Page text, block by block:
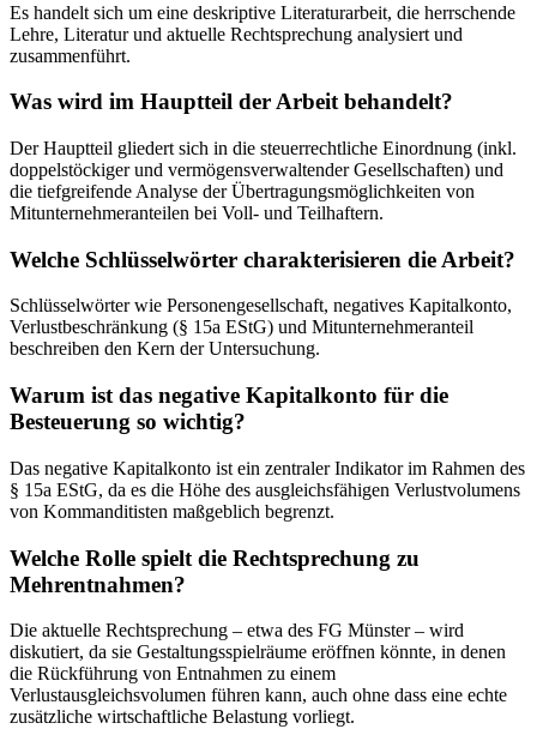
Es handelt sich um eine deskriptive Literaturarbeit, die herrschende
Lehre, Literatur und aktuelle Rechtsprechung analysiert und
zusammenführt.
Was wird im Hauptteil der Arbeit behandelt?
Der Hauptteil gliedert sich in die steuerrechtliche Einordnung (inkl.
doppelstöckiger und vermögensverwaltender Gesellschaften) und
die tiefgreifende Analyse der Übertragungsmöglichkeiten von
Mitunternehmeranteilen bei Voll- und Teilhaftern.
Welche Schlüsselwörter charakterisieren die Arbeit?
Schlüsselwörter wie Personengesellschaft, negatives Kapitalkonto,
Verlustbeschränkung (§ 15a EStG) und Mitunternehmeranteil
beschreiben den Kern der Untersuchung.
Warum ist das negative Kapitalkonto für die
Besteuerung so wichtig?
Das negative Kapitalkonto ist ein zentraler Indikator im Rahmen des
§ 15a EStG, da es die Höhe des ausgleichsfähigen Verlustvolumens
von Kommanditisten maßgeblich begrenzt.
Welche Rolle spielt die Rechtsprechung zu
Mehrentnahmen?
Die aktuelle Rechtsprechung – etwa des FG Münster – wird
diskutiert, da sie Gestaltungsspielräume eröffnen könnte, in denen
die Rückführung von Entnahmen zu einem
Verlustausgleichsvolumen führen kann, auch ohne dass eine echte
zusätzliche wirtschaftliche Belastung vorliegt.